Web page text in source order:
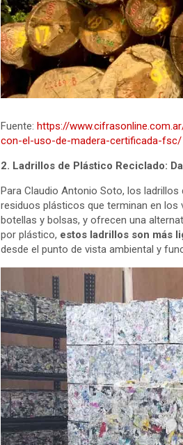
Fuente:https://
con-el-uso-de-madera-certificada-fsc/
2. Ladrillos de Plástico Reciclado:
Para Claudio Antonio Soto, los
residuos plásticos que terminan en
botellas y bolsas, y ofrecen una
por plástico, estos ladrillos son más
desde el punto de vista ambiental y